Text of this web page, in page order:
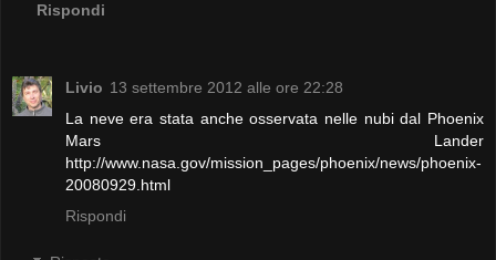
Rispondi
Livio 13 settembre 2012 alle ore 22:28
La neve era stata anche osservata nelle nubi dal Phoenix
Mars Lander
http://www.nasa.gov/mission_pages/phoenix/news/phoenix-
20080929.html
Rispondi